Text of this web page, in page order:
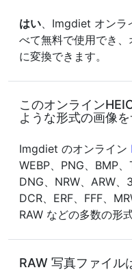
はい、Imgdiet オンラ
べて無料で使用でき
に変換できます。
このオンライン
ような形式の画像
Imgdiet のオンライン
WEBP、PNG、BMP、
DNG、NRW、ARW、
DCR、ERF、FFF、
RAW などの多数の形
RAW 写真ファイル